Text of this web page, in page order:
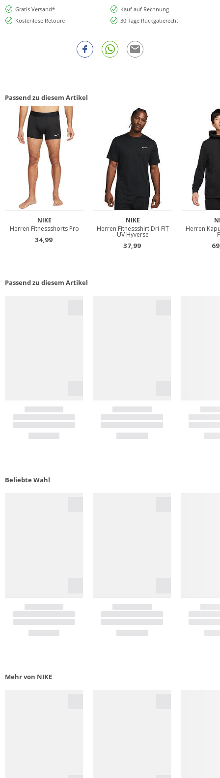
Gratis Versand*
Kauf auf Rechnung
Kostenlose Retoure
30 Tage Rückgaberecht
Passend zu diesem Artikel
Passend zu diesem Artikel
Beliebte Wahl
Mehr von NIKE